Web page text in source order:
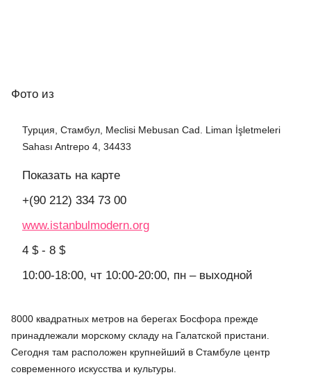
Фото из
Турция, Стамбул, Meclisi Mebusan Cad. Liman İşletmeleri
Sahası Antrepo 4, 34433
Показать на карте
+(90 212) 334 73 00
www.istanbulmodern.org
4 $ - 8 $
10:00-18:00, чт 10:00-20:00, пн – выходной
8000 квадратных метров на берегах Босфора прежде
принадлежали морскому складу на Галатской пристани.
Сегодня там расположен крупнейший в Стамбуле центр
современного искусства и культуры.